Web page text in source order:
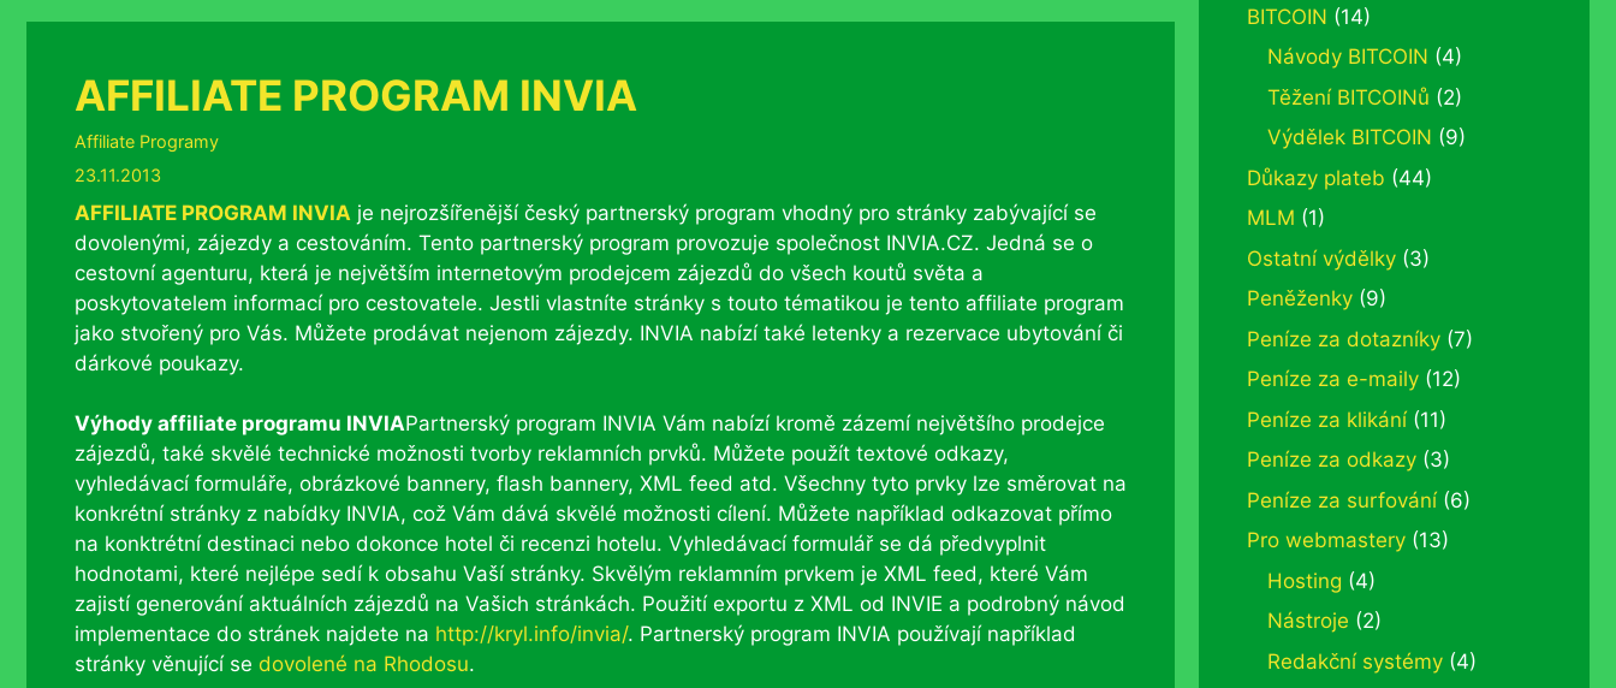
AFFILIATE PROGRAM INVIA
Rubriky
Affiliate Programy
23.11.2013
AFFILIATE PROGRAM INVIA je nejrozšířenější český partnerský program vhodný pro stránky zabývající se
dovolenými, zájezdy a cestováním. Tento partnerský program provozuje společnost INVIA.CZ. Jedná se o
cestovní agenturu, která je největším internetovým prodejcem zájezdů do všech koutů světa a
poskytovatelem informací pro cestovatele. Jestli vlastníte stránky s touto tématikou je tento affiliate program
jako stvořený pro Vás. Můžete prodávat nejenom zájezdy. INVIA nabízí také letenky a rezervace ubytování či
dárkové poukazy.
Výhody affiliate programu INVIAPartnerský program INVIA Vám nabízí kromě zázemí největšího prodejce
zájezdů, také skvělé technické možnosti tvorby reklamních prvků. Můžete použít textové odkazy,
vyhledávací formuláře, obrázkové bannery, flash bannery, XML feed atd. Všechny tyto prvky lze směrovat na
konkrétní stránky z nabídky INVIA, což Vám dává skvělé možnosti cílení. Můžete například odkazovat přímo
na konktrétní destinaci nebo dokonce hotel či recenzi hotelu. Vyhledávací formulář se dá předvyplnit
hodnotami, které nejlépe sedí k obsahu Vaší stránky. Skvělým reklamním prvkem je XML feed, které Vám
zajistí generování aktuálních zájezdů na Vašich stránkách. Použití exportu z XML od INVIE a podrobný návod
implementace do stránek najdete na http://kryl.info/invia/. Partnerský program INVIA používají například
stránky věnující se dovolené na Rhodosu.
BITCOIN (14)
Návody BITCOIN (4)
Těžení BITCOINů (2)
Výdělek BITCOIN (9)
Důkazy plateb (44)
MLM (1)
Ostatní výdělky (3)
Peněženky (9)
Peníze za dotazníky (7)
Peníze za e-maily (12)
Peníze za klikání(11)
Peníze za odkazy (3)
Peníze za surfování(6)
Pro webmastery (13)
Hosting (4)
Nástroje (2)
Redakční systémy (4)